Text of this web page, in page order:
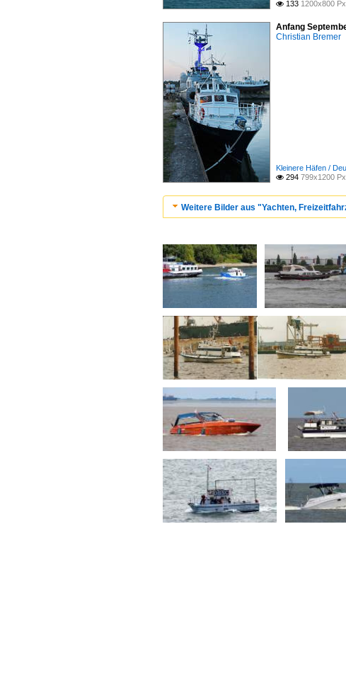
 133 1200x800
Anfang
Christian Bremer
Kleinere Häfen /
 294 799x1200
Weitere Bilder aus "Yachten,